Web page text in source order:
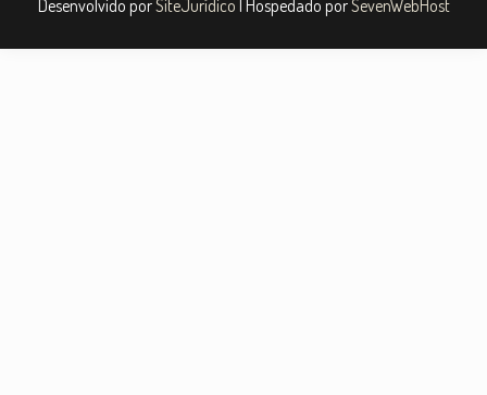
Desenvolvido porSiteJurídico | Hospedado porSevenWebHost